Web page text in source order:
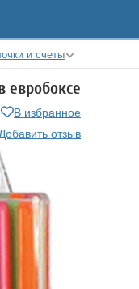
и счеты
евробоксе
В избранное
отзыв